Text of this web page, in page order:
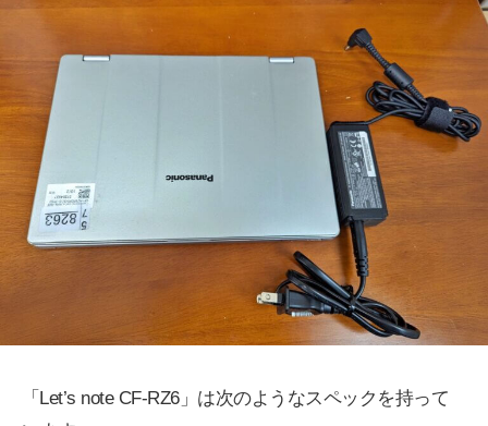
「Let’s note CF-RZ6」は次のようなスペックを持って